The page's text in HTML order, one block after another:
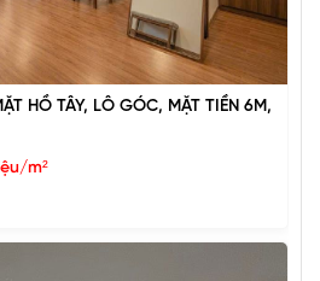
HỒ TÂY, LÔ GÓC, MẶT TIỀN 6M,
m²